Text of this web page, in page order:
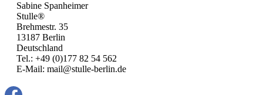
Sabine Spanheimer
Stulle®
Brehmestr. 35
13187 Berlin
Deutschland
Tel.: +49 (0)177 82 54 562
E-Mail: mail@stulle-berlin.de